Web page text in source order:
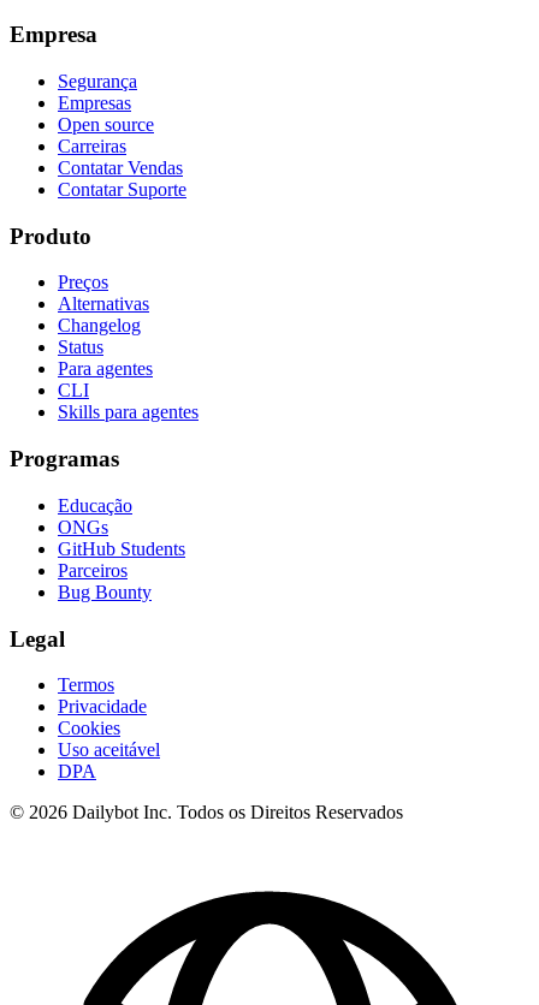
Empresa
Segurança
Empresas
Open source
Carreiras
Contatar Vendas
Contatar Suporte
Produto
Preços
Alternativas
Changelog
Status
Para agentes
CLI
Skills para agentes
Programas
Educação
ONGs
GitHub Students
Parceiros
Bug Bounty
Legal
Termos
Privacidade
Cookies
Uso aceitável
DPA
© 2026 Dailybot Inc. Todos os Direitos Reservados